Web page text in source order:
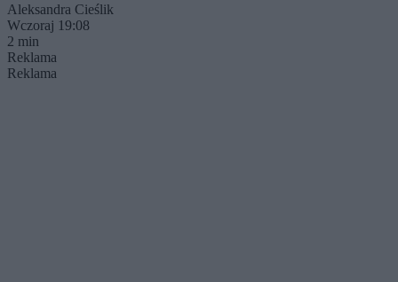
Aleksandra Cieślik
Wczoraj 19:08
2 min
Reklama
Reklama